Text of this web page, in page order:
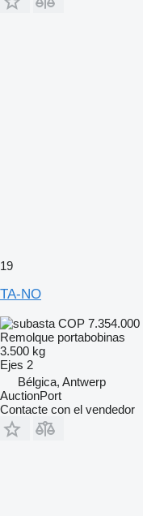
19
TA-NO
COP 7.354.000
Remolque portabobinas
3.500 kg
Ejes 2
Bélgica, Antwerp
AuctionPort
Contacte con el vendedor